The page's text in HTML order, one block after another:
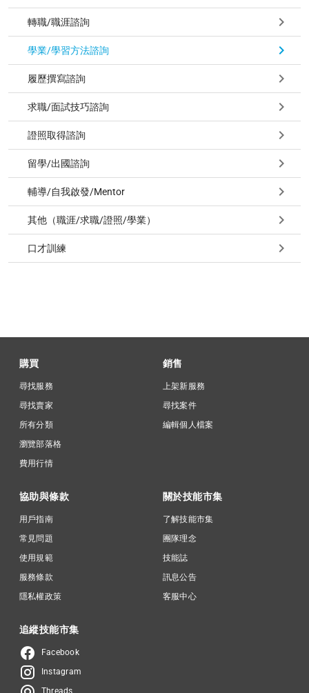
轉職/職涯諮詢
學業/學習方法諮詢
履歷撰寫諮詢
求職/面試技巧諮詢
證照取得諮詢
留學/出國諮詢
輔導/自我啟發/Mentor
其他（職涯/求職/證照/學業）
口才訓練
購買
尋找服務
尋找賣家
所有分類
瀏覽部落格
費用行情
銷售
上架新服務
尋找案件
編輯個人檔案
協助與條款
用戶指南
常見問題
使用規範
服務條款
隱私權政策
關於技能市集
了解技能市集
團隊理念
技能誌
訊息公告
客服中心
追縱技能市集
Facebook
Instagram
Threads